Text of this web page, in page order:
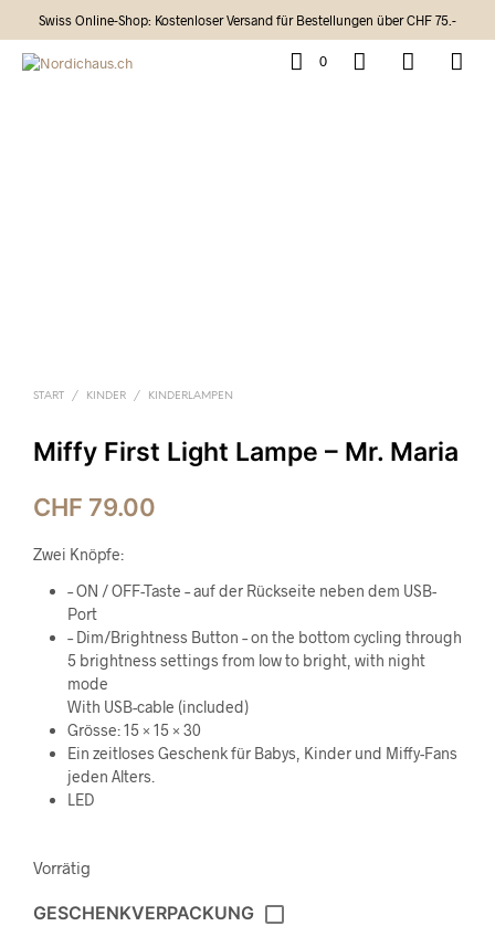
Swiss Online-Shop: Kostenloser Versand für Bestellungen über CHF 75.-
0
START / KINDER / KINDERLAMPEN
Miffy First Light Lampe – Mr. Maria
CHF 79.00
Zwei Knöpfe:
– ON / OFF-Taste – auf der Rückseite neben dem USB-
Port
– Dim/Brightness Button – on the bottom cycling through
5 brightness settings from low to bright, with night
mode
With USB-cable (included)
Grösse: 15 × 15 × 30
Ein zeitloses Geschenk für Babys, Kinder und Miffy-Fans
jeden Alters.
LED
Vorrätig
GESCHENKVERPACKUNG